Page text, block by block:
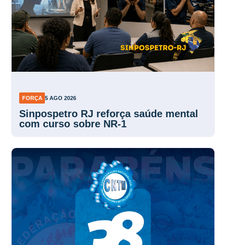
FORÇA 5 AGO 2026
Sinpospetro RJ reforça saúde mental
com curso sobre NR-1